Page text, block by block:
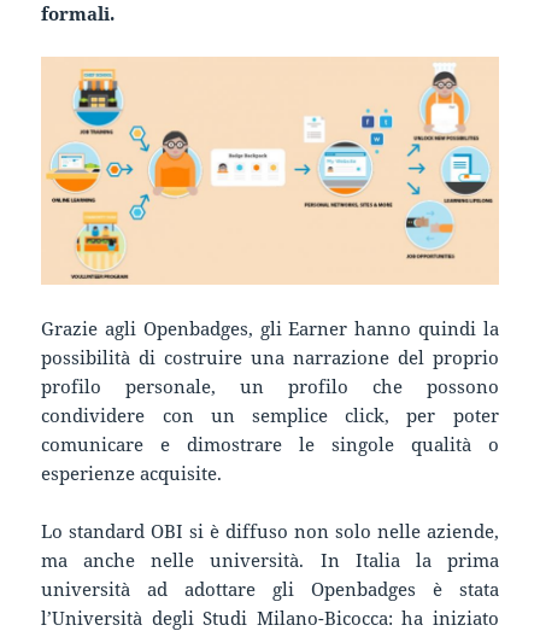
formali.
Grazie agli Openbadges, gli Earner hanno quindi la
possibilità di costruire una narrazione del proprio
profilo personale, un profilo che possono
condividere con un semplice click, per poter
comunicare e dimostrare le singole qualità o
esperienze acquisite.
Lo standard OBI si è diffuso non solo nelle aziende,
ma anche nelle università. In Italia la prima
università ad adottare gli Openbadges è stata
l’Università degli Studi Milano-Bicocca: ha iniziato